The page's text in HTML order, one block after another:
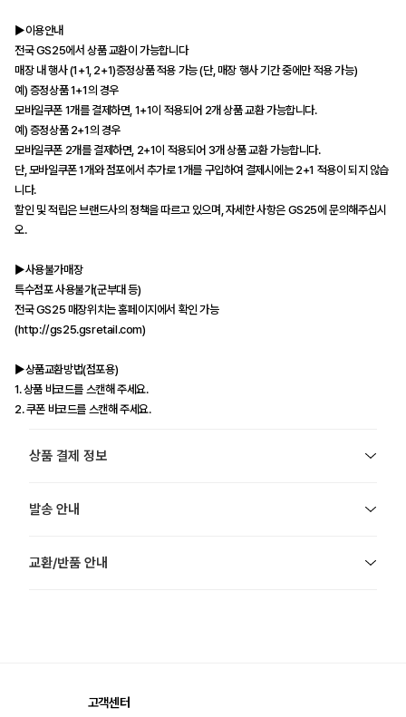
▶이용안내
전국 GS25에서 상품 교환이 가능합니다
매장 내 행사 (1+1, 2+1)증정상품 적용 가능 (단, 매장 행사 기간 중에만 적용 가능)
예) 증정상품 1+1의 경우
모바일쿠폰 1개를 결제하면, 1+1이 적용되어 2개 상품 교환 가능합니다.
예) 증정상품 2+1의 경우
모바일쿠폰 2개를 결제하면, 2+1이 적용되어 3개 상품 교환 가능합니다.
단, 모바일쿠폰 1개와 점포에서 추가로 1개를 구입하여 결제시에는 2+1 적용이 되지 않습
니다.
할인 및 적립은 브랜드사의 정책을 따르고 있으며, 자세한 사항은 GS25에 문의해주십시
오.
▶사용불가매장
특수점포 사용불가(군부대 등)
전국 GS25 매장위치는 홈페이지에서 확인 가능
(http://gs25.gsretail.com)
▶상품교환방법(점포용)
1. 상품 바코드를 스캔해 주세요.
2. 쿠폰 바코드를 스캔해 주세요.
상품 결제 정보
발송 안내
교환/반품 안내
고객센터